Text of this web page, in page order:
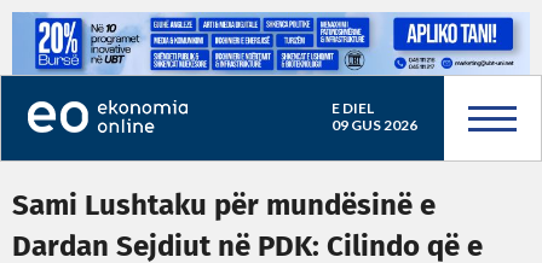
E DIEL
09 GUS 2026
Sami Lushtaku për mundësinë e
Dardan Sejdiut në PDK: Cilindo që e